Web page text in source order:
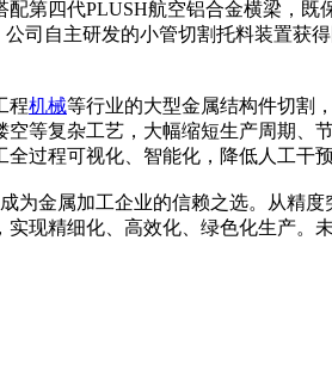
第四代PLUSH航空铝合金横梁，既
司自主研发的小管切割托料装置获
程机械等行业的大型金属结构件切割
等复杂工艺，大幅缩短生产周期、
过程可视化、智能化，降低人工干预
为金属加工企业的信赖之选。从精
现精细化、高效化、绿色化生产。